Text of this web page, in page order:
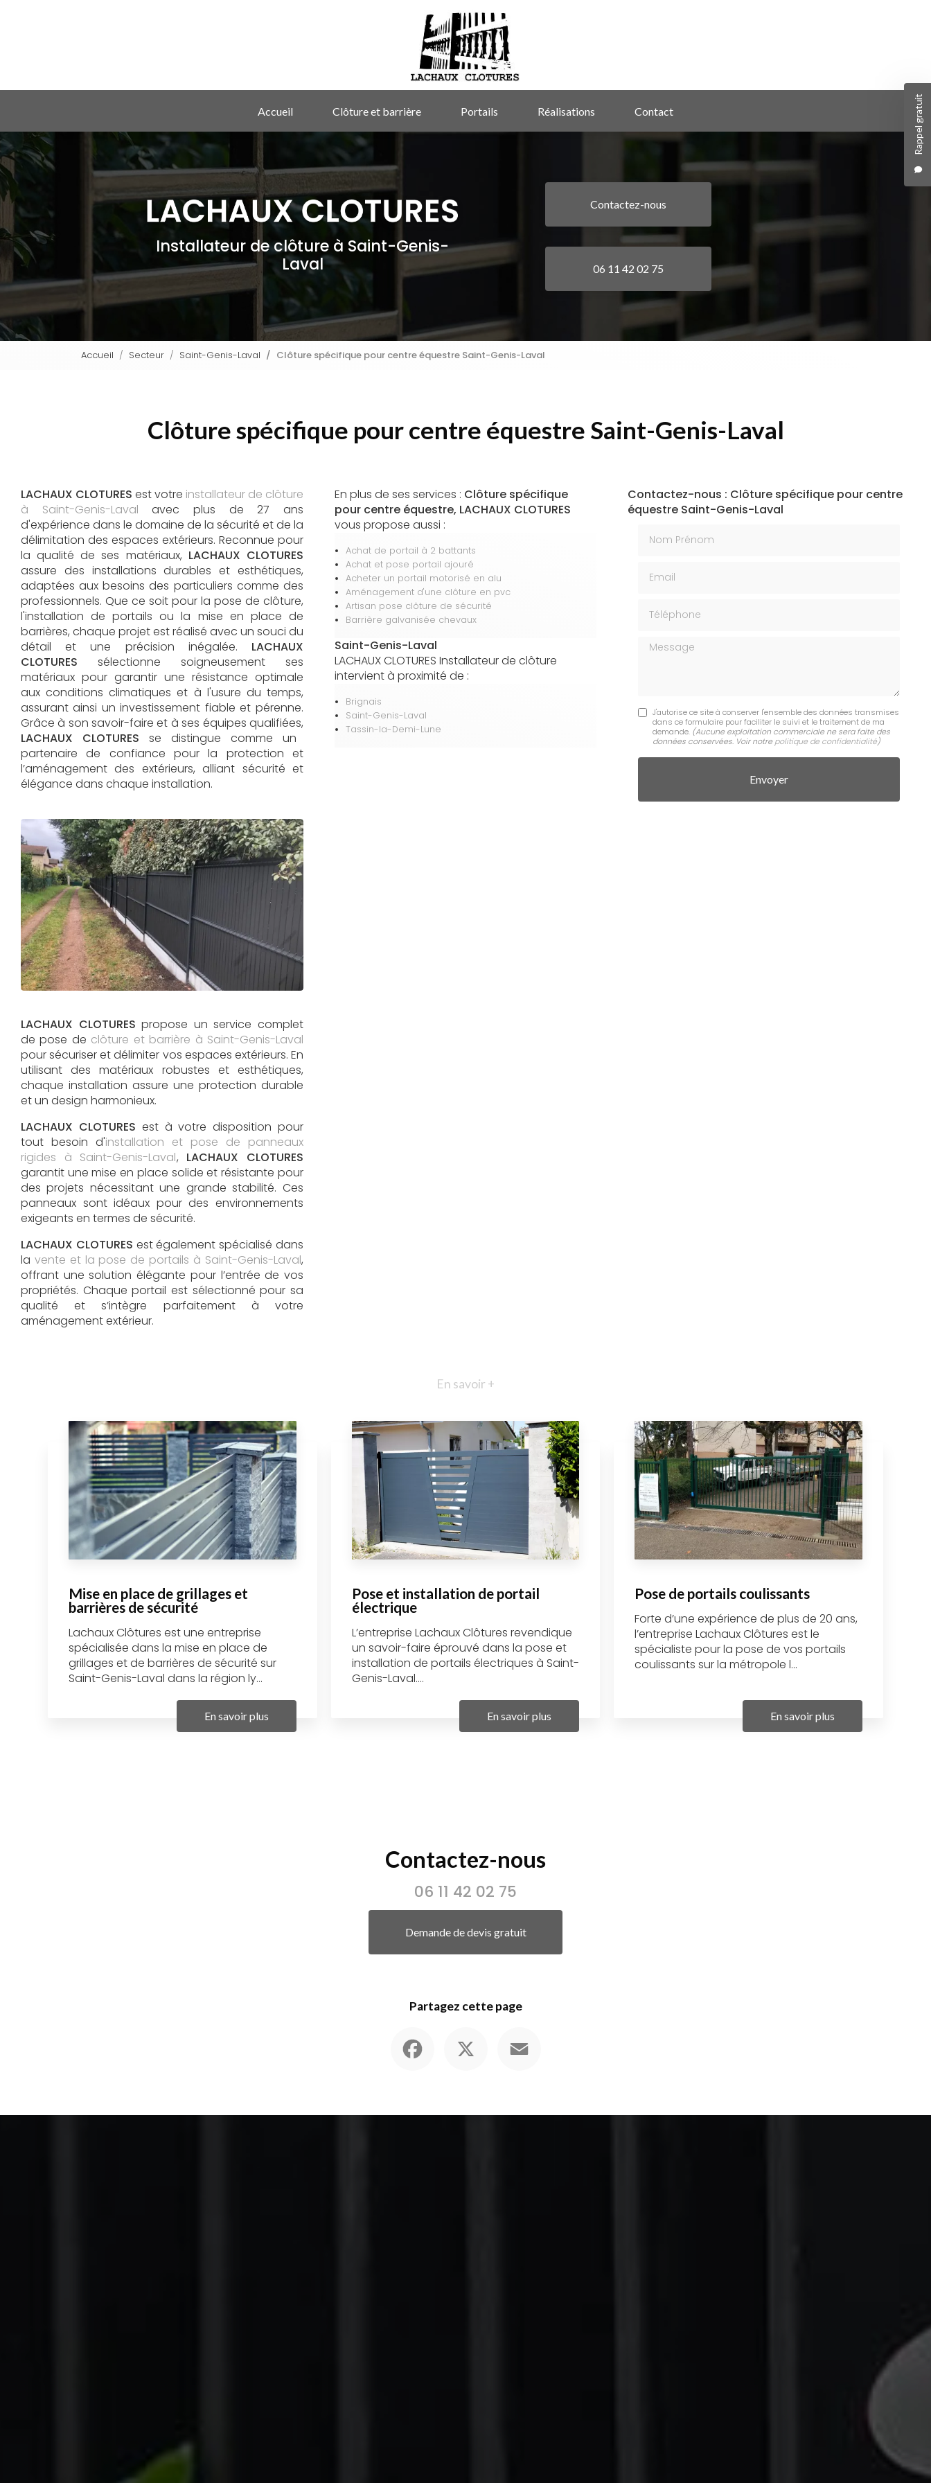
Rappel gratuit
Accueil
Clôture et barrière Portails Réalisations Contact
Installateur de clôture à Saint-Genis-
Laval
Contactez-nous
06 11 42 02 75
Accueil Secteur Saint-Genis-Laval Clôture spécifique pour centre équestre Saint-Genis-Laval
Clôture spécifique pour centre équestre Saint-Genis-Laval
LACHAUX CLOTURES est votre installateur de clôture
à Saint-Genis-Laval avec plus de 27 ans
d'expérience dans le domaine de la sécurité et de la
délimitation des espaces extérieurs. Reconnue pour
la qualité de ses matériaux, LACHAUX CLOTURES
assure des installations durables et esthétiques,
adaptées aux besoins des particuliers comme des
professionnels. Que ce soit pour la pose de clôture,
l'installation de portails ou la mise en place de
barrières, chaque projet est réalisé avec un souci du
détail et une précision inégalée. LACHAUX
CLOTURES sélectionne soigneusement ses
matériaux pour garantir une résistance optimale
aux conditions climatiques et à l'usure du temps,
assurant ainsi un investissement fiable et pérenne.
Grâce à son savoir-faire et à ses équipes qualifiées,
LACHAUX CLOTURES​​​​​​​ se distingue comme un
partenaire de confiance pour la protection et
l’aménagement des extérieurs, alliant sécurité et
élégance dans chaque installation.
LACHAUX CLOTURES propose un service complet
de pose de clôture et barrière à Saint-Genis-Laval
pour sécuriser et délimiter vos espaces extérieurs. En
utilisant des matériaux robustes et esthétiques,
chaque installation assure une protection durable
et un design harmonieux.
LACHAUX CLOTURES est à votre disposition pour
tout besoin d'installation et pose de panneaux
rigides à Saint-Genis-Laval, LACHAUX CLOTURES
garantit une mise en place solide et résistante pour
des projets nécessitant une grande stabilité. Ces
panneaux sont idéaux pour des environnements
exigeants en termes de sécurité.
LACHAUX CLOTURES est également spécialisé dans
la vente et la pose de portails à Saint-Genis-Laval,
offrant une solution élégante pour l’entrée de vos
propriétés. Chaque portail est sélectionné pour sa
qualité et s’intègre parfaitement à votre
aménagement extérieur.
En plus de ses services : Clôture spécifique
pour centre équestre, LACHAUX CLOTURES
vous propose aussi :
Achat de portail à 2 battants
Achat et pose portail ajouré
Acheter un portail motorisé en alu
Aménagement d'une clôture en pvc
Artisan pose clôture de sécurité
Barrière galvanisée chevaux
Saint-Genis-Laval
LACHAUX CLOTURES Installateur de clôture
intervient à proximité de :
Brignais
Saint-Genis-Laval
Tassin-la-Demi-Lune
Contactez-nous : Clôture spécifique pour centre
équestre Saint-Genis-Laval
Message
J'autorise ce site à conserver l'ensemble des données transmises
dans ce formulaire pour faciliter le suivi et le traitement de ma
demande. (Aucune exploitation commerciale ne sera faite des
données conservées. Voir notre politique de confidentialité)
En savoir +
Mise en place de grillages et
barrières de sécurité
Lachaux Clôtures est une entreprise
spécialisée dans la mise en place de
grillages et de barrières de sécurité sur
Saint-Genis-Laval dans la région ly...
En savoir plus
Pose et installation de portail
électrique
L’entreprise Lachaux Clôtures revendique
un savoir-faire éprouvé dans la pose et
installation de portails électriques à Saint-
Genis-Laval....
En savoir plus
Pose de portails coulissants
Forte d’une expérience de plus de 20 ans,
l’entreprise Lachaux Clôtures est le
spécialiste pour la pose de vos portails
coulissants sur la métropole l...
En savoir plus
Contactez-nous
06 11 42 02 75
Demande de devis gratuit
Partagez cette page